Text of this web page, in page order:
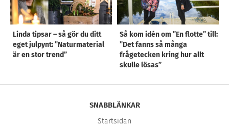
Linda tipsar – så gör du ditt
eget julpynt: ”Naturmaterial
är en stor trend”
Så kom idén om ”En flotte” till:
”Det fanns så många
frågetecken kring hur allt
skulle lösas”
SNABBLÄNKAR
Startsidan